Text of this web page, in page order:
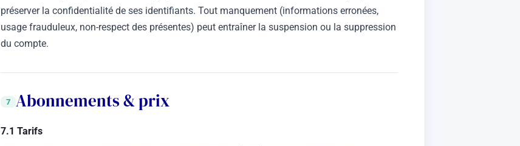
préserver la confidentialité de ses identifiants. Tout manquement (informations erronées,
usage frauduleux, non-respect des présentes) peut entraîner la suspension ou la suppression
du compte.
7 Abonnements & prix
7.1 Tarifs